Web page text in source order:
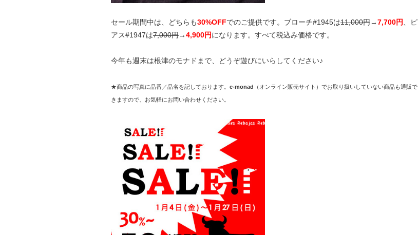
セール期間中は、どちらも30%OFFでのご提供です。ブローチ#1945は11,000円→7,700円
、ピ
アス#1947は7,000円→4,900円になります。すべて税込み価格です。
今年も週末は根津のモナドまで、どうぞ遊びにいらしてください♪
★商品の写真に品番／品名を記しております。 e-monad （オンライン販売サイト）でお取り扱いしていない商品も通販で
きますので、お気軽にお問い合わせください。